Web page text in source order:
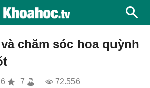
chăm sóc hoa quỳnh
7 72.556